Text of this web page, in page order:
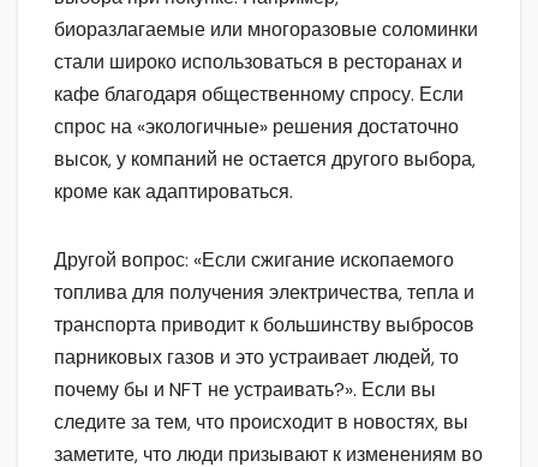
биоразлагаемые или многоразовые соломинки
стали широко использоваться в ресторанах и
кафе благодаря общественному спросу. Если
спрос на «экологичные» решения достаточно
высок, у компаний не остается другого выбора,
кроме как адаптироваться.
Другой вопрос: «Если сжигание ископаемого
топлива для получения электричества, тепла и
транспорта приводит к большинству выбросов
парниковых газов и это устраивает людей, то
почему бы и NFT не устраивать?». Если вы
следите за тем, что происходит в новостях, вы
заметите, что люди призывают к изменениям во